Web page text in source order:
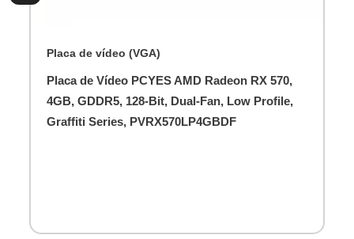
Placa de vídeo (VGA)
Placa de Vídeo PCYES AMD Radeon RX 570,
4GB, GDDR5, 128-Bit, Dual-Fan, Low Profile,
Graffiti Series, PVRX570LP4GBDF